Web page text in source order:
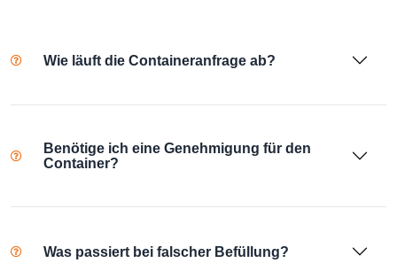
Wie läuft die Containeranfrage ab?
Benötige ich eine Genehmigung für den
Container?
Was passiert bei falscher Befüllung?